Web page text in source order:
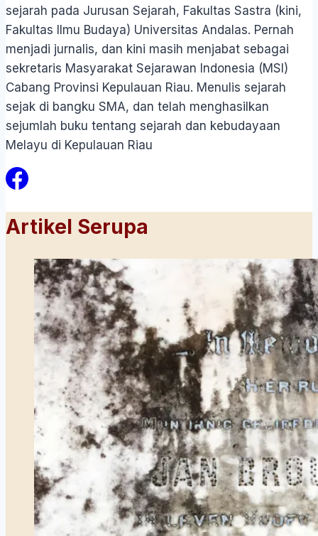
sejarah pada Jurusan Sejarah, Fakultas Sastra (kini,
Fakultas Ilmu Budaya) Universitas Andalas. Pernah
menjadi jurnalis, dan kini masih menjabat sebagai
sekretaris Masyarakat Sejarawan Indonesia (MSI)
Cabang Provinsi Kepulauan Riau. Menulis sejarah
sejak di bangku SMA, dan telah menghasilkan
sejumlah buku tentang sejarah dan kebudayaan
Melayu di Kepulauan Riau
Artikel Serupa